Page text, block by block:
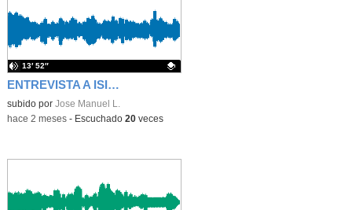
ENTREVISTA A ISIDRO Y SALOMÉ
Contenido educativo.
subido por Jose Manuel L.
13′ 52″
-hace 2 meses- Escuchado 20veces